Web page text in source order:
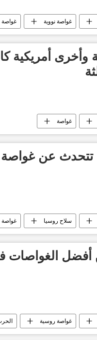
غواصة نووية
أمريكية
غواصة
تتحدث عن غواصة
سلاح روسيا غواصة
أفضل الغواصات
غواصة روسية